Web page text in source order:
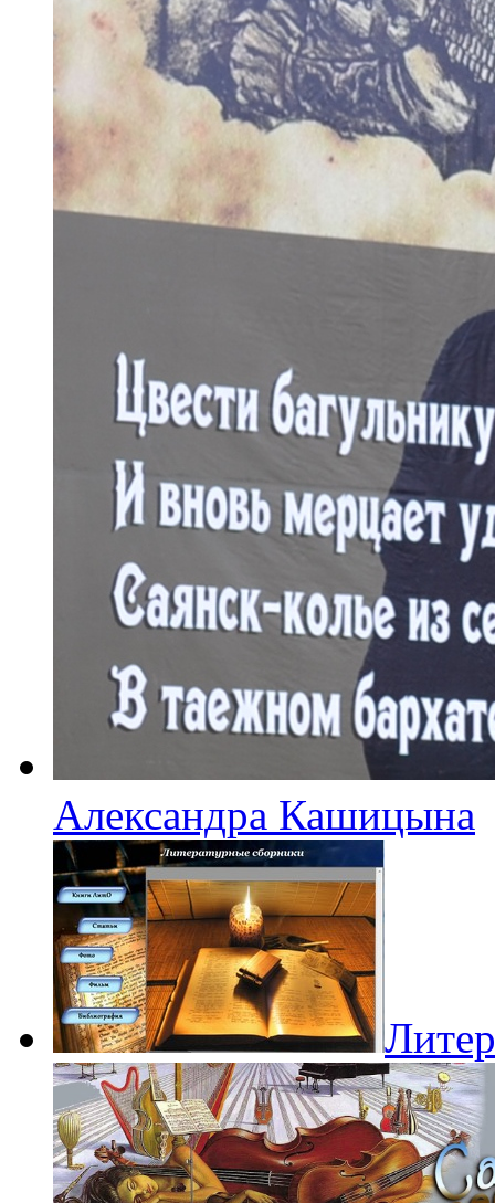
Александра Кашицына